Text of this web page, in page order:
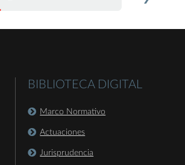
BIBLIOTECA DIGITAL
Marco Normativo
Actuaciones
Jurisprudencia